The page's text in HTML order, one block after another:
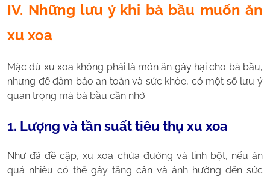
IV. Những lưu ý khi bà bầu muốn ăn
xu xoa
Mặc dù xu xoa không phải là món ăn gây hại cho bà bầu,
nhưng để đảm bảo an toàn và sức khỏe, có một số lưu ý
quan trọng mà bà bầu cần nhớ.
1. Lượng và tần suất tiêu thụ xu xoa
Như đã đề cập, xu xoa chứa đường và tinh bột, nếu ăn
quá nhiều có thể gây tăng cân và ảnh hưởng đến sức